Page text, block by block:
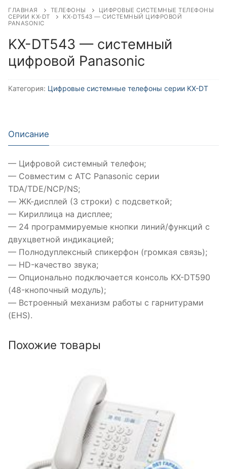
ГЛАВНАЯ ТЕЛЕФОНЫ
ЦИФРОВЫЕ СИСТЕМНЫЕ ТЕЛЕФОНЫ
СЕРИИ KX-DT
KX-DT543 — СИСТЕМНЫЙ ЦИФРОВОЙ
PANASONIC
KX-DT543 — системный
цифровой Panasonic
Категория: Цифровые системные телефоны серии KX-DT
Описание
— Цифровой системный телефон;
— Совместим с АТС Panasonic серии
TDA/TDE/NCP/NS;
— ЖК-дисплей (3 строки) с подсветкой;
— Кириллица на дисплее;
— 24 программируемые кнопки линий/функций с
двухцветной индикацией;
— Полнодуплексный спикерфон (громкая связь);
— HD-качество звука;
— Опционально подключается консоль KX-DT590
(48-кнопочный модуль);
— Встроенный механизм работы с гарнитурами
(EHS).
Похожие товары